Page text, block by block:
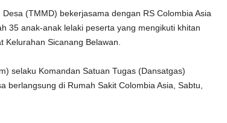
(TMMD) bekerjasama dengan RS Colombia Asia
35 anak-anak lelaki peserta yang mengikuti khitan
Sicanang Belawan.
selaku Komandan Satuan Tugas (Dansatgas)
berlangsung di Rumah Sakit Colombia Asia, Sabtu,